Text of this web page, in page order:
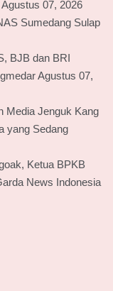
07, 2026
Sumedang Sulap
BJB dan BRI
Agustus 07,
Media Jenguk Kang
yang Sedang
Ketua BPKB
News Indonesia